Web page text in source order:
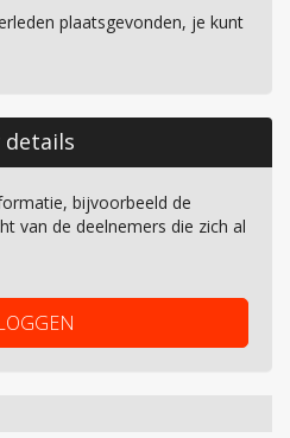
plaatsgevonden, je kunt
details
bijvoorbeeld de
van de deelnemers die zich al